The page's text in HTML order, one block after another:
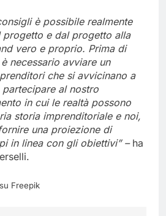
è possibile realmente
progetto e dal progetto alla
vero e proprio. Prima di
necessario avviare un
che si avvicinano a
al nostro
in cui le realtà possono
storia imprenditoriale e noi,
una proiezione di
in linea con gli obiettivi” – ha
su Freepik